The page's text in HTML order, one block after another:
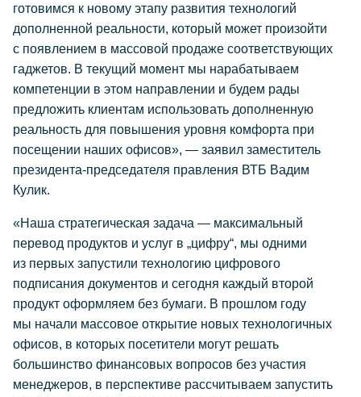
готовимся к новому этапу развития технологий
дополненной реальности, который может произойти
с появлением в массовой продаже соответствующих
гаджетов. В текущий момент мы нарабатываем
компетенции в этом направлении и будем рады
предложить клиентам использовать дополненную
реальность для повышения уровня комфорта при
посещении наших офисов», — заявил заместитель
президента-председателя правления ВТБ Вадим
Кулик.
«Наша стратегическая задача — максимальный
перевод продуктов и услуг в „цифру“, мы одними
из первых запустили технологию цифрового
подписания документов и сегодня каждый второй
продукт оформляем без бумаги. В прошлом году
мы начали массовое открытие новых технологичных
офисов, в которых посетители могут решать
большинство финансовых вопросов без участия
менеджеров, в перспективе рассчитываем запустить